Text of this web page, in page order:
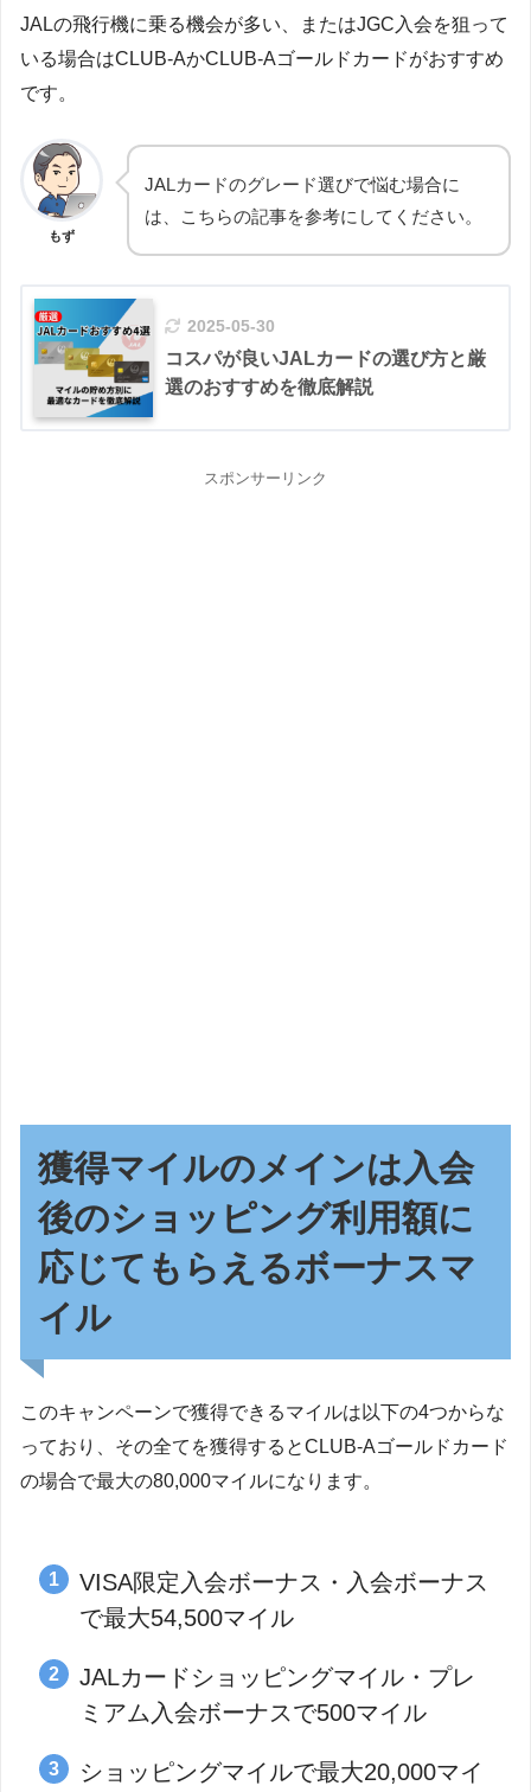
JALの飛行機に乗る機会が多い、またはJGC入会を狙って
いる場合はCLUB-AかCLUB-Aゴールドカードがおすすめ
です。
もず
JALカードのグレード選びで悩む場合に
は、こちらの記事を参考にしてください。
2025-05-30
コスパが良いJALカードの選び方と厳
選のおすすめを徹底解説
スポンサーリンク
獲得マイルのメインは入会
後のショッピング利用額に
応じてもらえるボーナスマ
イル
このキャンペーンで獲得できるマイルは以下の4つからな
っており、その全てを獲得するとCLUB-Aゴールドカード
の場合で最大の80,000マイルになります。
VISA限定入会ボーナス・入会ボーナス
で最大54,500マイル
JALカードショッピングマイル・プレ
ミアム入会ボーナスで500マイル
ショッピングマイルで最大20,000マイ